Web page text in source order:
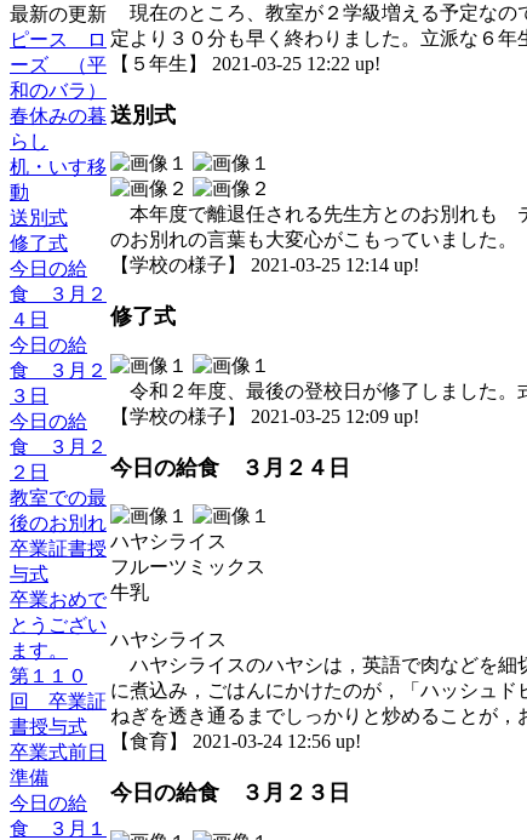
最新の更新
ピース ロ
ーズ （平
和のバラ）
春休みの暮
らし
机・いす移
動
送別式
修了式
今日の給
食 ３月２
４日
今日の給
食 ３月２
３日
今日の給
食 ３月２
２日
教室での最
後のお別れ
卒業証書授
与式
卒業おめで
とうござい
ます。
第１１０
回 卒業証
書授与式
卒業式前日
準備
今日の給
食 ３月１
現在のところ、教室が２学級増える予定なの
定より３０分も早く終わりました。立派な６年
【５年生】 2021-03-25 12:22 up!
送別式
本年度で離退任される先生方とのお別れも
のお別れの言葉も大変心がこもっていました。
【学校の様子】 2021-03-25 12:14 up!
修了式
令和２年度、最後の登校日が修了しました。
【学校の様子】 2021-03-25 12:09 up!
今日の給食 ３月２４日
ハヤシライス
フルーツミックス
牛乳
ハヤシライス
ハヤシライスのハヤシは，英語で肉などを細
に煮込み，ごはんにかけたのが，「ハッシュ
ねぎを透き通るまでしっかりと炒めることが，
【食育】 2021-03-24 12:56 up!
今日の給食 ３月２３日